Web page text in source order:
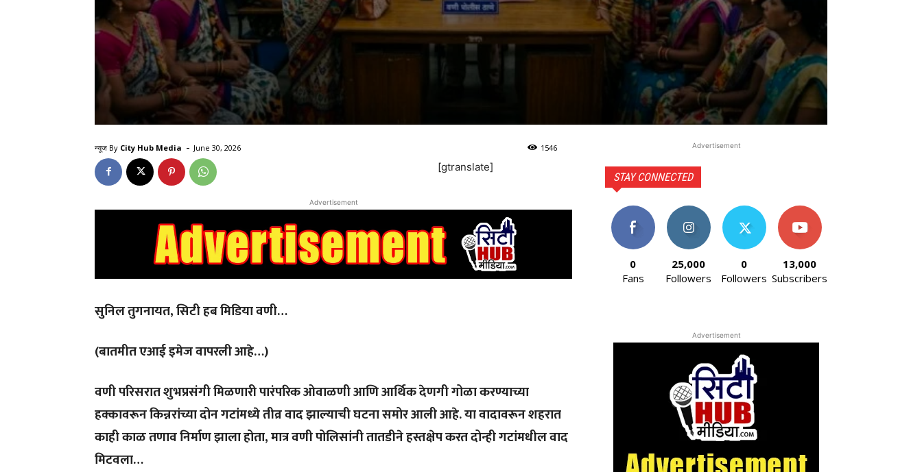
न्यूज By City Hub Media - June 30, 2026 1546
[gtranslate]
Advertisement
सुनिल तुगनायत, सिटी हब मिडिया वणी…
(बातमीत एआई इमेज वापरली आहे…)
वणी परिसरात शुभप्रसंगी मिळणारी पारंपरिक ओवाळणी आणि आर्थिक देणगी गोळा करण्याच्या
हक्कावरून किन्नरांच्या दोन गटांमध्ये तीव्र वाद झाल्याची घटना समोर आली आहे. या वादावरून शहरात
काही काळ तणाव निर्माण झाला होता, मात्र वणी पोलिसांनी तातडीने हस्तक्षेप करत दोन्ही गटांमधील वाद
मिटवला…
Advertisement
STAY CONNECTED
0
Fans
25,000
Followers
0
Followers
13,000
Subscribers
Advertisement